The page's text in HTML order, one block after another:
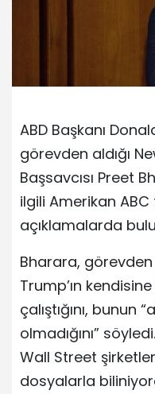
ABD Başkanı
görevden aldığı
Başsavcısı Preet
ilgili Amerikan
açıklamalarda
Bharara,
Trump’ın
çalıştığını, bunun
olmadığını”
Wall Street
dosyalarla